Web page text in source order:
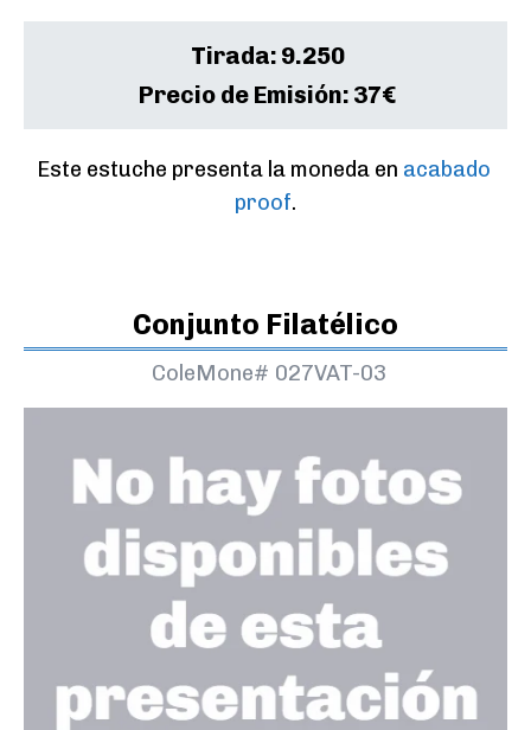
Tirada: 9.250
Precio de Emisión: 37€
Este estuche presenta la moneda en acabado
proof.
Conjunto Filatélico
ColeMone# 027VAT-03